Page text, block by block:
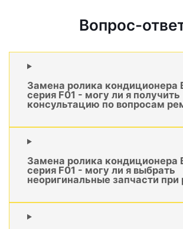
Вопрос-
Замена ролика кондиционера
серия F01 - могу ли я получить
консультацию по вопросам
Замена ролика кондиционера
серия F01 - могу ли я выбрать
неоригинальные запчасти при